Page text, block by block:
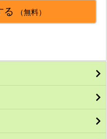
る （無料）